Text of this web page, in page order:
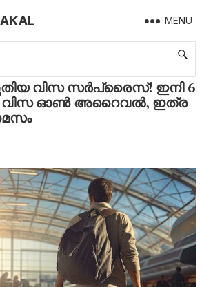
MENU
വിസ സർപ്രൈസ്! ഇനി 6 രാജ്യക്കാർക്കും വിസ ഓൺ അറൈവൽ, ഇത്ര ദിവസം വരെ താമസം
വിസ സർപ്രൈസ്! ഇനി 6
വിസ ഓൺ അറൈവൽ, ഇത്ര